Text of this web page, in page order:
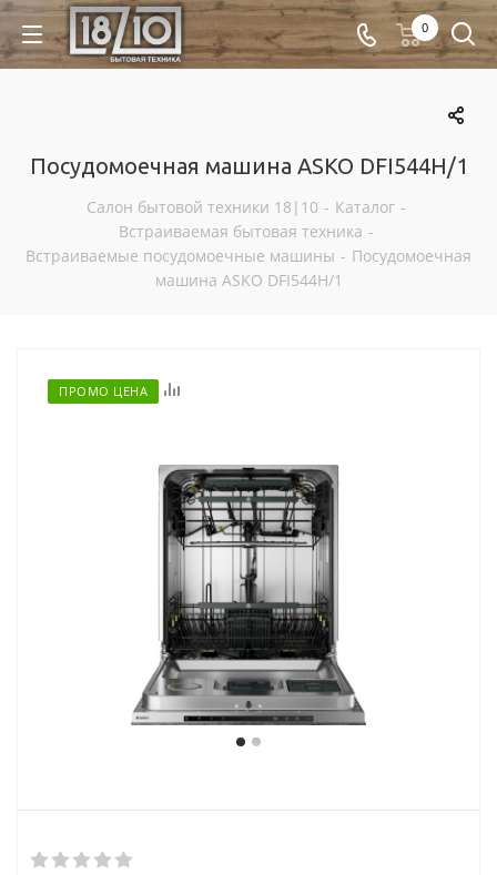
0
Посудомоечная машина ASKO DFI544H/1
Салон бытовой техники 18|10 - Каталог -
Встраиваемая бытовая техника -
Встраиваемые посудомоечные машины - Посудомоечная
машина ASKO DFI544H/1
ПРОМО ЦЕНА
Отложить